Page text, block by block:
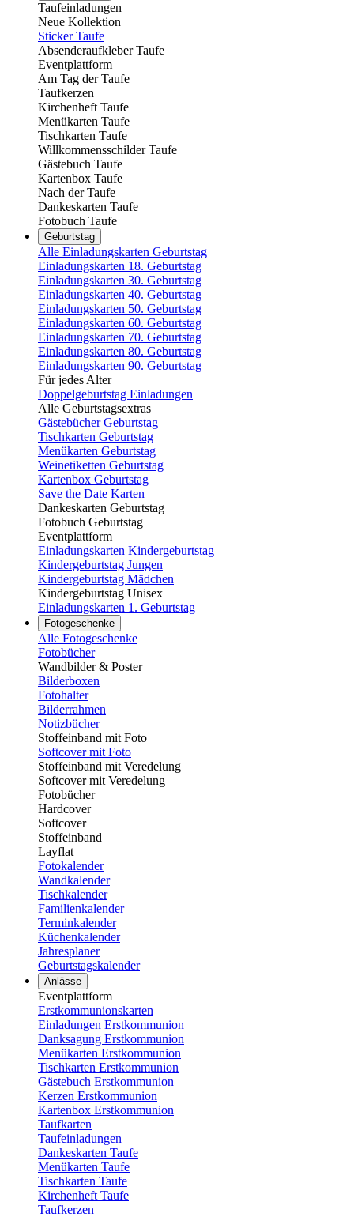
Taufeinladungen
Neue Kollektion
Sticker Taufe
Absenderaufkleber Taufe
Eventplattform
Am Tag der Taufe
Taufkerzen
Kirchenheft Taufe
Menükarten Taufe
Tischkarten Taufe
Willkommensschilder Taufe
Gästebuch Taufe
Kartenbox Taufe
Nach der Taufe
Dankeskarten Taufe
Fotobuch Taufe
Geburtstag
Alle Einladungskarten Geburtstag
Einladungskarten 18. Geburtstag
Einladungskarten 30. Geburtstag
Einladungskarten 40. Geburtstag
Einladungskarten 50. Geburtstag
Einladungskarten 60. Geburtstag
Einladungskarten 70. Geburtstag
Einladungskarten 80. Geburtstag
Einladungskarten 90. Geburtstag
Für jedes Alter
Doppelgeburtstag Einladungen
Alle Geburtstagsextras
Gästebücher Geburtstag
Tischkarten Geburtstag
Menükarten Geburtstag
Weinetiketten Geburtstag
Kartenbox Geburtstag
Save the Date Karten
Dankeskarten Geburtstag
Fotobuch Geburtstag
Eventplattform
Einladungskarten Kindergeburtstag
Kindergeburtstag Jungen
Kindergeburtstag Mädchen
Kindergeburtstag Unisex
Einladungskarten 1. Geburtstag
Fotogeschenke
Alle Fotogeschenke
Fotobücher
Wandbilder & Poster
Bilderboxen
Fotohalter
Bilderrahmen
Notizbücher
Stoffeinband mit Foto
Softcover mit Foto
Stoffeinband mit Veredelung
Softcover mit Veredelung
Fotobücher
Hardcover
Softcover
Stoffeinband
Layflat
Fotokalender
Wandkalender
Tischkalender
Familienkalender
Terminkalender
Küchenkalender
Jahresplaner
Geburtstagskalender
Anlässe
Eventplattform
Erstkommunionskarten
Einladungen Erstkommunion
Danksagung Erstkommunion
Menükarten Erstkommunion
Tischkarten Erstkommunion
Gästebuch Erstkommunion
Kerzen Erstkommunion
Kartenbox Erstkommunion
Taufkarten
Taufeinladungen
Dankeskarten Taufe
Menükarten Taufe
Tischkarten Taufe
Kirchenheft Taufe
Taufkerzen